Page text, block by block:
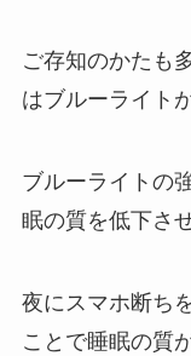
ご存知のかたも
はブルーライト
ブルーライトの
眠の質を低下さ
夜にスマホ断ち
ことで睡眠の質